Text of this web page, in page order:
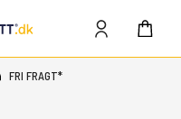
FRI FRAGT*